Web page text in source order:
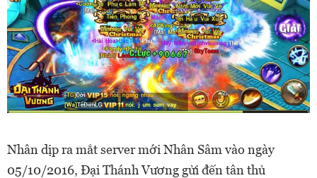
Nhân dịp ra mắt server mới Nhân Sâm vào ngày
05/10/2016, Đại Thánh Vương gửi đến tân thủ